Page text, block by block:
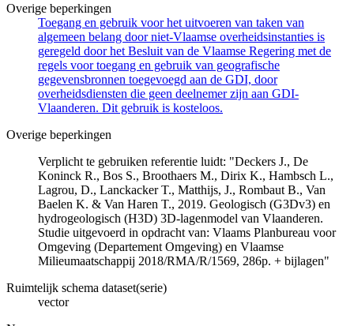
Overige beperkingen
Toegang en gebruik voor het uitvoeren van taken van
algemeen belang door niet-Vlaamse overheidsinstanties is
geregeld door het Besluit van de Vlaamse Regering met de
regels voor toegang en gebruik van geografische
gegevensbronnen toegevoegd aan de GDI, door
overheidsdiensten die geen deelnemer zijn aan GDI-
Vlaanderen. Dit gebruik is kosteloos.
Overige beperkingen
Verplicht te gebruiken referentie luidt: "Deckers J., De
Koninck R., Bos S., Broothaers M., Dirix K., Hambsch L.,
Lagrou, D., Lanckacker T., Matthijs, J., Rombaut B., Van
Baelen K. & Van Haren T., 2019. Geologisch (G3Dv3) en
hydrogeologisch (H3D) 3D-lagenmodel van Vlaanderen.
Studie uitgevoerd in opdracht van: Vlaams Planbureau voor
Omgeving (Departement Omgeving) en Vlaamse
Milieumaatschappij 2018/RMA/R/1569, 286p. + bijlagen"
Ruimtelijk schema dataset(serie)
vector